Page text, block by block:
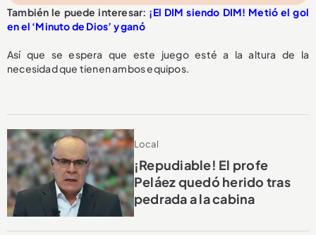
También le puede interesar: ¡El DIM siendo DIM! Metió el gol
en el ‘Minuto de Dios’ y ganó
Así que se espera que este juego esté a la altura de la
necesidad que tienen ambos equipos.
Local
¡Repudiable! El profe
Peláez quedó herido tras
pedrada a la cabina